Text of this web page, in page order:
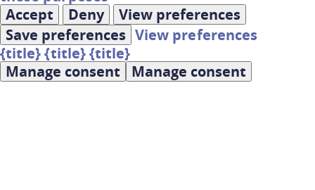
Accept
Deny
View preferences
Save preferences View preferences
{title} {title}{title}
Manage consent
Manage consent